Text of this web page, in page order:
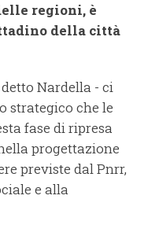
regioni, è
della città
Nardella - ci
strategico che le
fase di ripresa
progettazione
previste dal Pnrr,
e alla